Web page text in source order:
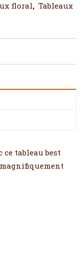
floral, Tableaux
ce tableau best